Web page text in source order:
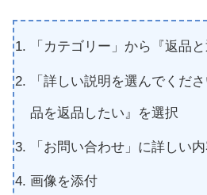
「カテゴリー」から『返品
「詳しい説明を選んでくだ
品を返品したい』を選択
「お問い合わせ」に詳しい
画像を添付